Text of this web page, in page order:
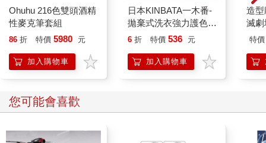
Ohuhu 216色雙頭酒精
性麥克筆套組
86 折 特價 5980 元
加入購物車
日本KINBATA一木番-
拋棄式洗衣強力護色衣
物防染色片50入/盒(一
奈米結構吸色紙/深淺
衣服防串色保護片/混
6 折 特價 536 元
加入購物車
造
滅
特價
您可能會喜歡